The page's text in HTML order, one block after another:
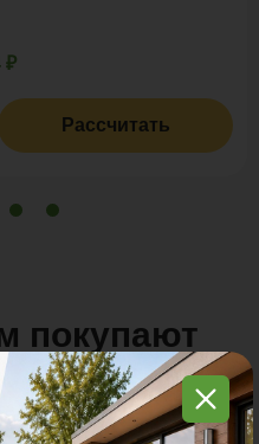
₽
Рассчитать
покупают